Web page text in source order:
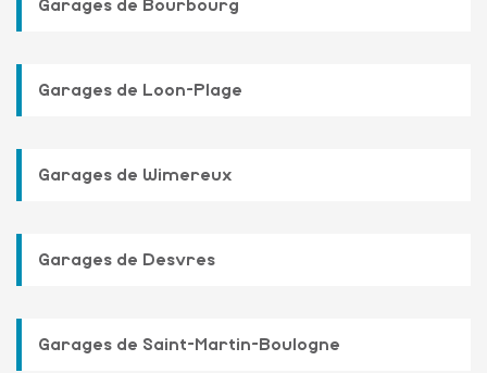
Garages de Bourbourg
Garages de Loon-Plage
Garages de Wimereux
Garages de Desvres
Garages de Saint-Martin-Boulogne